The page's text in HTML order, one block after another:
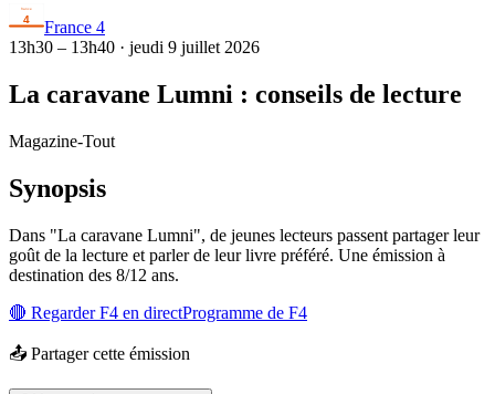
France 4
13h30 – 13h40 · jeudi 9 juillet 2026
La caravane Lumni : conseils de lecture
Magazine-Tout
Synopsis
Dans "La caravane Lumni", de jeunes lecteurs passent partager leur
goût de la lecture et parler de leur livre préféré. Une émission à
destination des 8/12 ans.
🔴 RegarderF4 en directProgramme de F4
📤 Partager cette émission